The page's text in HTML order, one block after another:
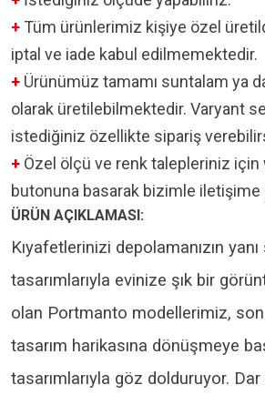
+ Tüm ürünlerimiz kişiye özel
iptal ve iade kabul edilmemektedir.
+ Ürünümüz tamamı suntalam ya
olarak üretilebilmektedir. Varyant
istediğiniz özellikte sipariş
+ Özel ölçü ve renk talepleriniz için
butonuna basarak bizimle
ÜRÜN AÇIKLAMASI:
Kıyafetlerinizi depolamanızın yanı
tasarımlarıyla evinize şık bir
olan Portmanto modellerimiz,
tasarım harikasına dönüşmeye
tasarımlarıyla göz dolduruyor.